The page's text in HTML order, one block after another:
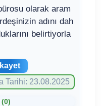
olarak aram
adını dah
belirtiyorla
Tarihi: 23.08.2025
(0)